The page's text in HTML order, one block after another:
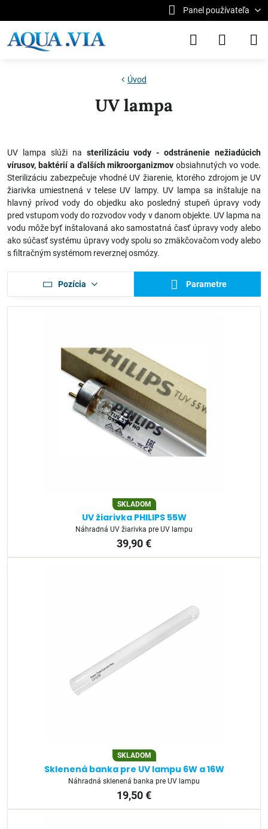
Panel používateľa
Úvod
UV lampa
UV lampa slúži na sterilizáciu vody - odstránenie nežiadúcich
vírusov, baktérií a ďalších mikroorganizmov obsiahnutých vo vode.
Sterilizáciu zabezpečuje vhodné UV žiarenie, ktorého zdrojom je UV
žiarivka umiestnená v telese UV lampy. UV lampa sa inštaluje na
hlavný prívod vody do objedku ako posledný stupeň úpravy vody
pred vstupom vody do rozvodov vody v danom objekte. UV lapma na
vodu môže byť inštalovaná ako samostatná časť úpravy vody alebo
ako súčasť systému úpravy vody spolu so zmäkčovačom vody alebo
s filtračným systémom reverznej osmózy.
Pozícia Parametre
SKLADOM
UV žiarivka PHILIPS 55W
Náhradná UV žiarivka pre UV lampu
39,90 €
SKLADOM
Sklenená banka pre UV lampu 6W a 16W
Náhradná sklenená banka pre UV lampu
19,50 €